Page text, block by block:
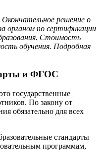
решение о
органом по сертификации
Стоимость
обучения. Подробная
и ФГОС
государственные
По закону от
обязательно для всех
стандарты
программам,